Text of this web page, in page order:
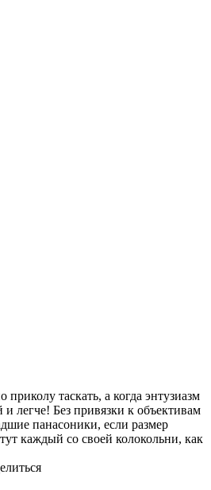
таскать, а когда энтузиазм
и легче! Без привязки к объективам
панасоники, если размер
каждый со своей колокольни, как